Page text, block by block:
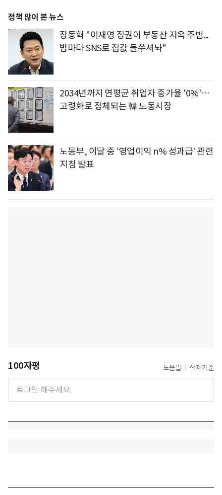
정책 많이 본 뉴스
장동혁 "이재명 정권이 부동산 지옥 주범...
밤마다 SNS로 집값 들쑤셔놔"
2034년까지 연평균 취업자 증가율 '0%'…
고령화로 정체되는 韓 노동시장
노동부, 이달 중 '영업이익 n% 성과급' 관련
지침 발표
100자평 도움말 삭제기준